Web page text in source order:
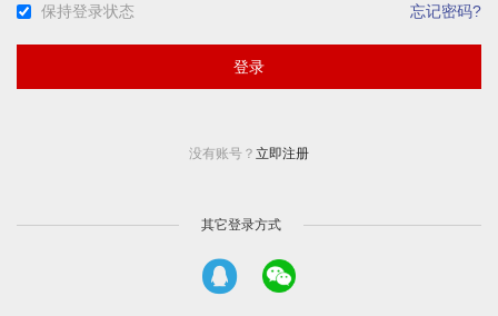
保持登录状态 忘记密码?
登录
没有账号？ 立即注册
其它登录方式